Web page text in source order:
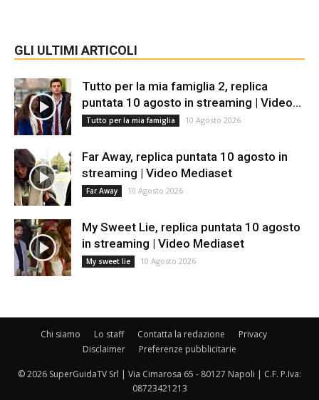
GLI ULTIMI ARTICOLI
Tutto per la mia famiglia 2, replica
puntata 10 agosto in streaming | Video...
Tutto per la mia famiglia 10 Agosto 2026
Far Away, replica puntata 10 agosto in
streaming | Video Mediaset
Far Away 10 Agosto 2026
My Sweet Lie, replica puntata 10 agosto
in streaming | Video Mediaset
My sweet lie 10 Agosto 2026
Chi siamo Lo staff Contatta la redazione
Privacy
Disclaimer
Preferenze pubblicitarie
© 2026 SuperGuidaTV Srl | Via Cimarosa 65 - 80127 Napoli | C.F. P.Iva:
08723421213